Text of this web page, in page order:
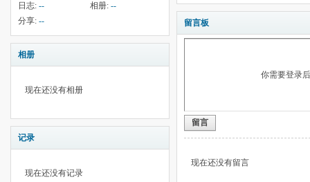
日志: -- 相册: --
分享: --
相册
现在还没有相册
记录
现在还没有记录
留言板
你需要登录
留言
现在还没有留言